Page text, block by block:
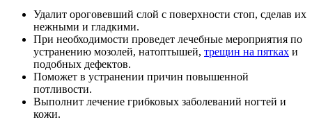
Удалит ороговевший слой с поверхности стоп, сделав их
нежными и гладкими.
При необходимости проведет лечебные мероприятия по
устранению мозолей, натоптышей, трещин на пятках и
подобных дефектов.
Поможет в устранении причин повышенной
потливости.
Выполнит лечение грибковых заболеваний ногтей и
кожи.